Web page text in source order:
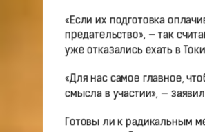
«Если их подготовка
предательство», — так
уже отказались ехать в
«Для нас самое главное,
смысла в участии», —
Готовы ли к радикальным